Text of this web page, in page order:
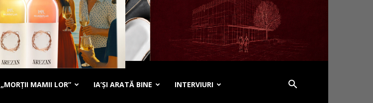
„MORȚII MAMII LOR” IA’ȘI ARATĂ BINE INTERVIURI